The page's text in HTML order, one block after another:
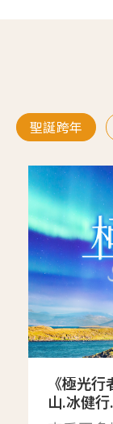
聖誕跨年
《極光
山.冰健